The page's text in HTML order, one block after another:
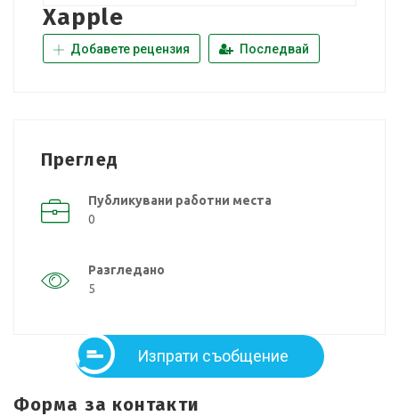
Xapple
Добавете рецензия Последвай
Преглед
Публикувани работни места
0
Разгледано
5
Изпрати съобщение
Форма за контакти